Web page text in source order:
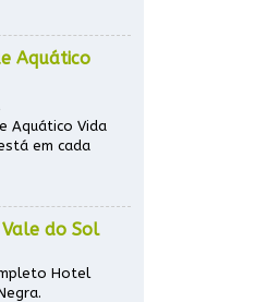
Aquático
Aquático Vida
em cada
do Sol
Hotel